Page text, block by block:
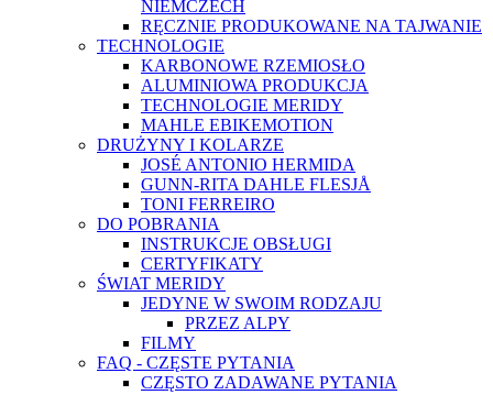
NIEMCZECH
RĘCZNIE PRODUKOWANE NA TAJWANIE
TECHNOLOGIE
KARBONOWE RZEMIOSŁO
ALUMINIOWA PRODUKCJA
TECHNOLOGIE MERIDY
MAHLE EBIKEMOTION
DRUŻYNY I KOLARZE
JOSÉ ANTONIO HERMIDA
GUNN-RITA DAHLE FLESJÅ
TONI FERREIRO
DO POBRANIA
INSTRUKCJE OBSŁUGI
CERTYFIKATY
ŚWIAT MERIDY
JEDYNE W SWOIM RODZAJU
PRZEZ ALPY
FILMY
FAQ - CZĘSTE PYTANIA
CZĘSTO ZADAWANE PYTANIA